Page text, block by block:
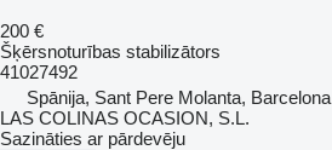
200 €
Šķērsnoturības stabilizātors
41027492
Spānija, Sant Pere Molanta, Barcelona
LAS COLINAS OCASION, S.L.
Sazināties ar pārdevēju